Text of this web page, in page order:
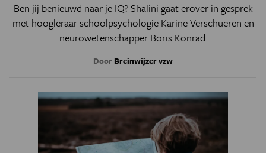
Ben jij benieuwd naar je IQ? Shalini gaat erover in gesprek
met hoogleraar schoolpsychologie Karine Verschueren en
neurowetenschapper Boris Konrad.
Door Breinwijzer vzw